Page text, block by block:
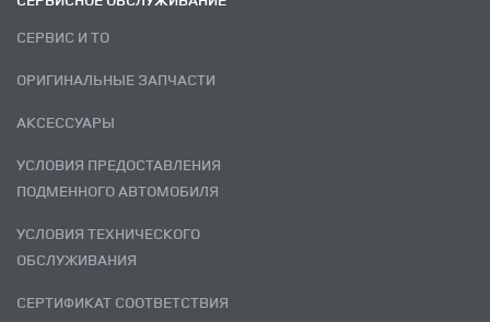
СЕРВИС И ТО
ОРИГИНАЛЬНЫЕ ЗАПЧАСТИ
АКСЕССУАРЫ
УСЛОВИЯ ПРЕДОСТАВЛЕНИЯ
ПОДМЕННОГО АВТОМОБИЛЯ
УСЛОВИЯ ТЕХНИЧЕСКОГО
ОБСЛУЖИВАНИЯ
СЕРТИФИКАТ СООТВЕТСТВИЯ